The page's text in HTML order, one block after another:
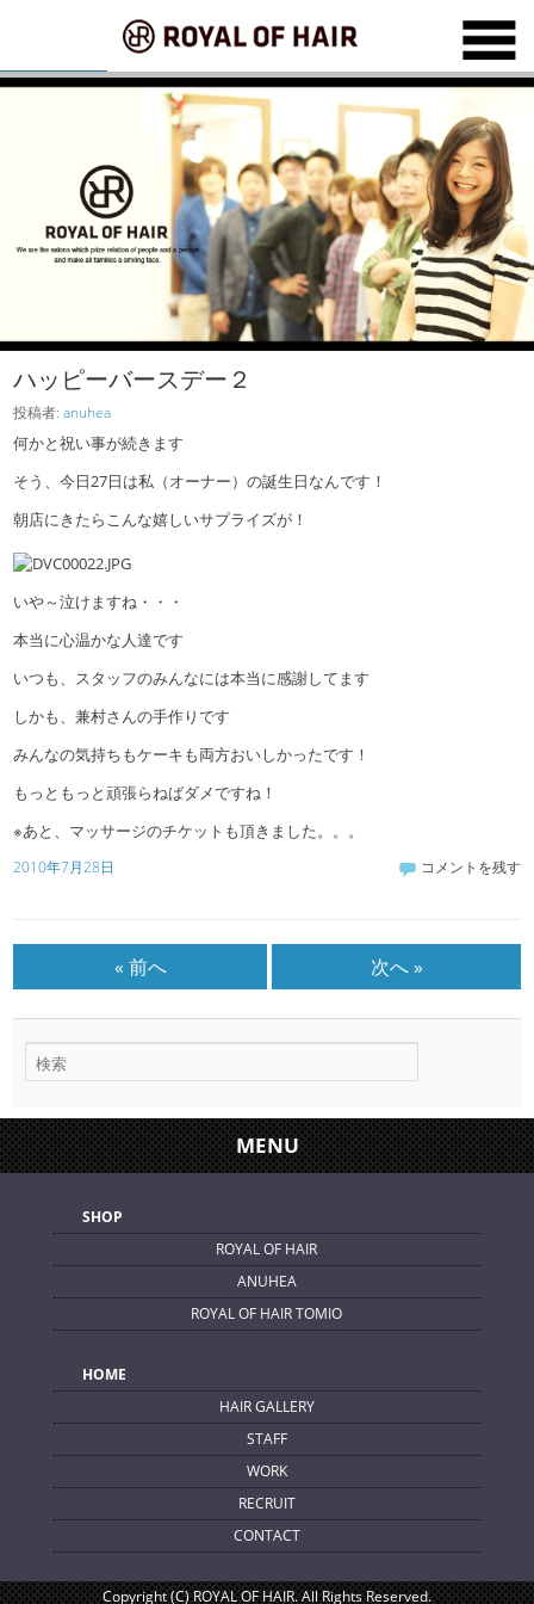
ハッピーバースデー２
投稿者:anuhea
何かと祝い事が続きます
そう、今日27日は私（オーナー）の誕生日なんです！
朝店にきたらこんな嬉しいサプライズが！
いや～泣けますね・・・
本当に心温かな人達です
いつも、スタッフのみんなには本当に感謝してます
しかも、兼村さんの手作りです
みんなの気持ちもケーキも両方おいしかったです！
もっともっと頑張らねばダメですね！
※あと、マッサージのチケットも頂きました。。。
2010年7月28日 コメントを残す
« 前へ 次へ »
MENU
SHOP
ROYAL OF HAIR
ANUHEA
ROYAL OF HAIR TOMIO
HOME
HAIR GALLERY
STAFF
WORK
RECRUIT
CONTACT
Copyright (C) ROYAL OF HAIR. All Rights Reserved.